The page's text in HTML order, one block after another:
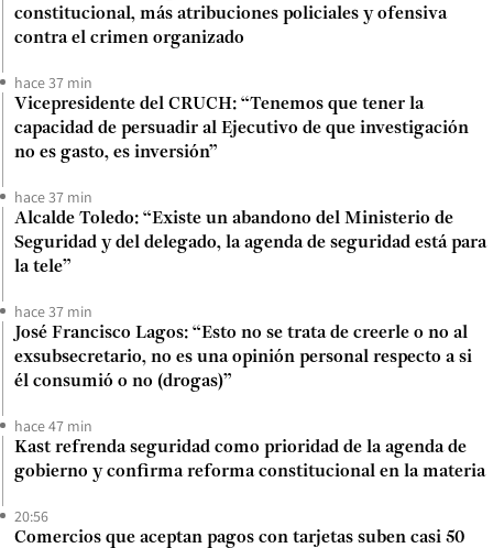
constitucional, más atribuciones policiales y ofensiva
contra el crimen organizado
hace 37 min
Vicepresidente del CRUCH: “Tenemos que tener la
capacidad de persuadir al Ejecutivo de que investigación
no es gasto, es inversión”
hace 37 min
Alcalde Toledo: “Existe un abandono del Ministerio de
Seguridad y del delegado, la agenda de seguridad está para
la tele”
hace 37 min
José Francisco Lagos: “Esto no se trata de creerle o no al
exsubsecretario, no es una opinión personal respecto a si
él consumió o no (drogas)”
hace 47 min
Kast refrenda seguridad como prioridad de la agenda de
gobierno y confirma reforma constitucional en la materia
20:56
Comercios que aceptan pagos con tarjetas suben casi 50